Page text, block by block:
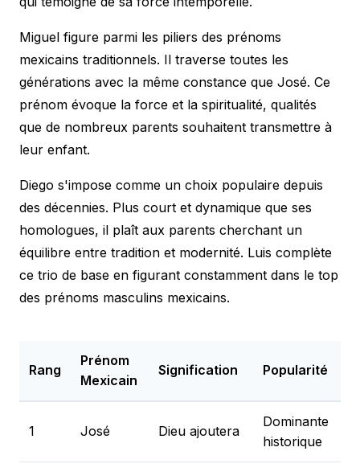
Miguel figure parmi les piliers des prénoms
mexicains traditionnels. Il traverse toutes les
générations avec la même constance que José. Ce
prénom évoque la force et la spiritualité, qualités
que de nombreux parents souhaitent transmettre à
leur enfant.
Diego s'impose comme un choix populaire depuis
des décennies. Plus court et dynamique que ses
homologues, il plaît aux parents cherchant un
équilibre entre tradition et modernité. Luis complète
ce trio de base en figurant constamment dans le top
des prénoms masculins mexicains.
Rang
Prénom
Mexicain
Signification Popularité
1 José Dieu ajoutera
Dominante
historique